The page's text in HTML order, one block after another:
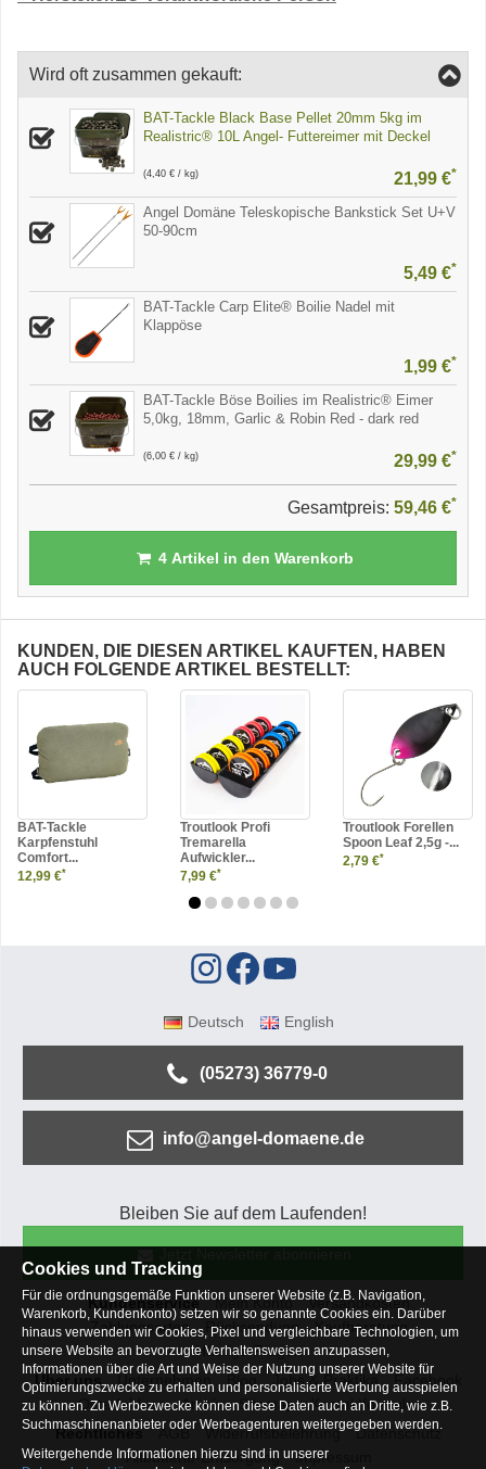
Wird oft zusammen gekauft:
BAT-Tackle Black Base Pellet 20mm 5kg im
Realistric® 10L Angel- Futtereimer mit Deckel
(4,40 € / kg) 21,99 €*
Angel Domäne Teleskopische Bankstick Set U+V
50-90cm
5,49 €*
BAT-Tackle Carp Elite® Boilie Nadel mit
Klappöse
1,99 €*
BAT-Tackle Böse Boilies im Realistric® Eimer
5,0kg, 18mm, Garlic & Robin Red - dark red
(6,00 € / kg) 29,99 €*
Gesamtpreis: 59,46 €*
4Artikel in den Warenkorb
KUNDEN, DIE DIESEN ARTIKEL KAUFTEN, HABEN
AUCH FOLGENDE ARTIKEL BESTELLT:
BAT-Tackle
Karpfenstuhl
Comfort...
12,99 €*
Troutlook Profi
Tremarella
Aufwickler...
7,99 €*
Troutlook Forellen
Spoon Leaf 2,5g -...
2,79 €*
Deutsch English
(05273) 36779-0
info@angel-domaene.de
Bleiben Sie auf dem Laufenden!
Kundenservice Mein Konto
Versandkosten
Zahlungsarten
Rücksendung
Kaufberatung
Häufige Fragen
Über uns
Unternehmen Blog Jobs & Praktika
Facebook
Osterfeldsee
Archiv Sitemap
Kontaktformular
Rechtliches
AGB Widerrufsbelehrung
Datenschutz
Altbatterie-Entsorgung
Impressum
Cookies und Tracking
Für die ordnungsgemäße Funktion unserer Website (z.B. Navigation,
Warenkorb, Kundenkonto) setzen wir so genannte Cookies ein. Darüber
hinaus verwenden wir Cookies, Pixel und vergleichbare Technologien, um
unsere Website an bevorzugte Verhaltensweisen anzupassen,
Informationen über die Art und Weise der Nutzung unserer Website für
Optimierungszwecke zu erhalten und personalisierte Werbung ausspielen
zu können. Zu Werbezwecke können diese Daten auch an Dritte, wie z.B.
Suchmaschinenanbieter oder Werbeagenturen weitergegeben werden.
Weitergehende Informationen hierzu sind in unserer